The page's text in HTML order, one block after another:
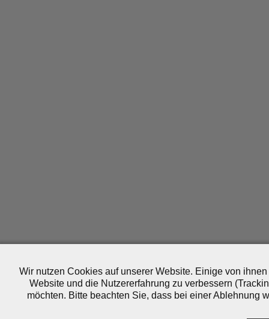
Wir nutzen Cookies auf unserer Website. Einige von
Website und die Nutzererfahrung zu verbessern
möchten. Bitte beachten Sie, dass bei einer Ablehnung